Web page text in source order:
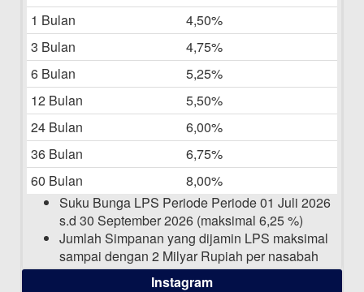
Laporan Keuangan Berkelanjutan
06-05-2025
Daftar Pemenang Undian TAMASHA
Bulan April 2025
15-04-2025
Pengumuman Nama Baru Perusahaan
1 Bulan
4,50%
3 Bulan
4,75%
6 Bulan
5,25%
12 Bulan
5,50%
24 Bulan
6,00%
36 Bulan
6,75%
60 Bulan
8,00%
Suku Bunga LPS Periode Periode 01 Juli 2026
s.d 30 September 2026 (maksimal 6,25 %)
Jumlah Simpanan yang dijamin LPS maksimal
sampai dengan 2 Milyar Rupiah per nasabah
dalam satu bankInstagram